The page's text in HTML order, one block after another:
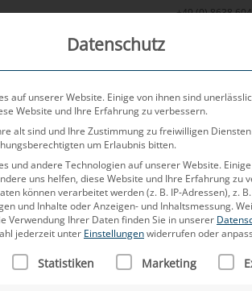
+49 (0) 8638
Aktuelles Über uns Karriere
Kunden von MD. Mit mehr als 15
Datenschutz
auf unserer Website. Einige von ihnen sind
Website und Ihre Erfahrung zu verbessern.
alt sind und Ihre Zustimmung zu freiwilligen
um Erlaubnis bitten.
und andere Technologien auf unserer Website.
uns helfen, diese Website und Ihre Erfahrung zu
können verarbeitet werden (z. B. IP-Adressen), z.
und Inhalte oder Anzeigen- und Inhaltsmessung.
Verwendung Ihrer Daten finden Sie in unserer
jederzeit unter Einstellungenwiderrufen oder
DER SERVICE-GRUPPEN, FÜR DIE
Statistiken Marketing